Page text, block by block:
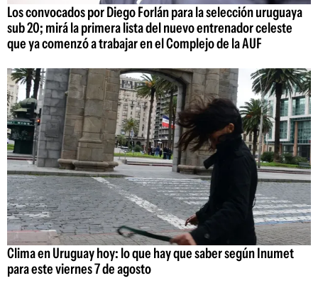
Los convocados por Diego Forlán para la selección uruguaya
sub 20; mirá la primera lista del nuevo entrenador celeste
que ya comenzó a trabajar en el Complejo de la AUF
Clima en Uruguay hoy: lo que hay que saber según Inumet
para este viernes 7 de agosto